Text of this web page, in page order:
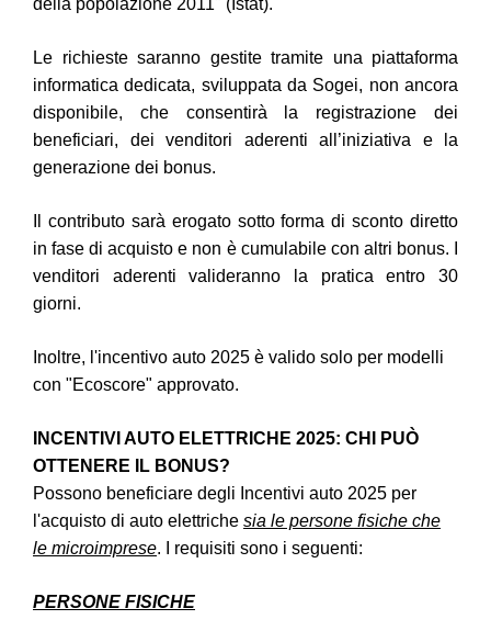
Le richieste saranno gestite tramite una piattaforma
informatica dedicata, sviluppata da Sogei, non ancora
disponibile, che consentirà la registrazione dei
beneficiari, dei venditori aderenti all’iniziativa e la
generazione dei bonus.
Il contributo sarà erogato sotto forma di sconto diretto
in fase di acquisto e non è cumulabile con altri bonus. I
venditori aderenti valideranno la pratica entro 30
giorni.
Inoltre, l'incentivo auto 2025 è valido solo per modelli
con "Ecoscore" approvato.
INCENTIVI AUTO ELETTRICHE 2025: CHI PUÒ
OTTENERE IL BONUS?
Possono beneficiare degli Incentivi auto 2025 per
l'acquisto di auto elettriche sia le persone fisiche che
le microimprese. I requisiti sono i seguenti:
PERSONE FISICHE